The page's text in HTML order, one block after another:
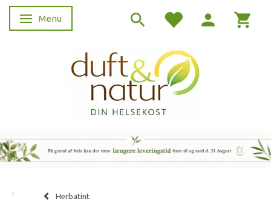
Skifte navigation
Menu
Herbatint